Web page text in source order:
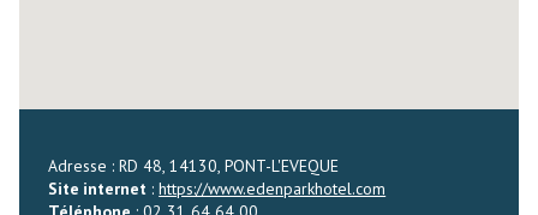
Adresse : RD 48, 14130, PONT-L'EVEQUE
Site internet :https://www.edenparkhotel.com